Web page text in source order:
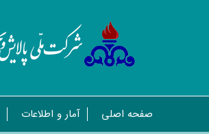
صفحه اصلی آمار و اطلاعات